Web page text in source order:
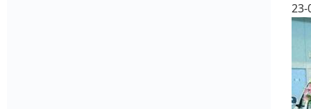
23-